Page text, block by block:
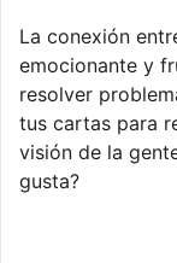
La conexión
emocionante y
resolver
tus cartas para
visión de la
gusta?